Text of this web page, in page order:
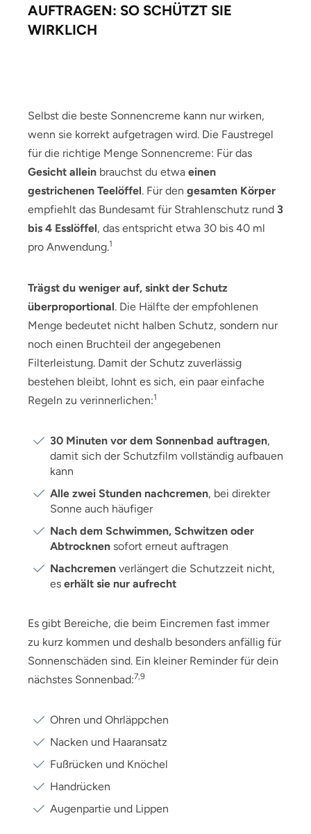
AUFTRAGEN: SO SCHÜTZT SIE
WIRKLICH
Selbst die beste Sonnencreme kann nur wirken,
wenn sie korrekt aufgetragen wird. Die Faustregel
für die richtige Menge Sonnencreme: Für das
Gesicht allein brauchst du etwa einen
gestrichenen Teelöffel. Für den gesamten Körper
empfiehlt das Bundesamt für Strahlenschutz rund 3
bis 4 Esslöffel, das entspricht etwa 30 bis 40 ml
pro Anwendung.1
Trägst du weniger auf, sinkt der Schutz
überproportional. Die Hälfte der empfohlenen
Menge bedeutet nicht halben Schutz, sondern nur
noch einen Bruchteil der angegebenen
Filterleistung. Damit der Schutz zuverlässig
bestehen bleibt, lohnt es sich, ein paar einfache
Regeln zu verinnerlichen:1
30 Minuten vor dem Sonnenbad auftragen,
damit sich der Schutzfilm vollständig aufbauen
kann
Alle zwei Stunden nachcremen, bei direkter
Sonne auch häufiger
Nach dem Schwimmen, Schwitzen oder
Abtrocknen sofort erneut auftragen
Nachcremen verlängert die Schutzzeit nicht,
es erhält sie nur aufrecht
Es gibt Bereiche, die beim Eincremen fast immer
zu kurz kommen und deshalb besonders anfällig für
Sonnenschäden sind. Ein kleiner Reminder für dein
nächstes Sonnenbad:7,9
Ohren und Ohrläppchen
Nacken und Haaransatz
Fußrücken und Knöchel
Handrücken
Augenpartie und Lippen